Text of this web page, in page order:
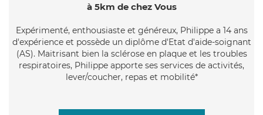
à 5km de chez Vous
Expérimenté, enthousiaste et généreux, Philippe a 14 ans
d'expérience et possède un diplôme d'Etat d'aide-soignant
(AS). Maitrisant bien la sclérose en plaque et les troubles
respiratoires, Philippe apporte ses services de activités,
lever/coucher, repas et mobilité*